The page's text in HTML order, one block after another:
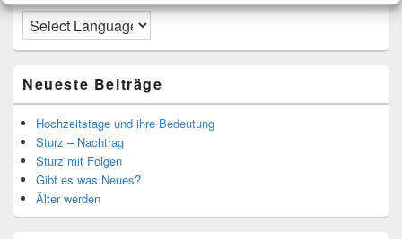
Neueste Beiträge
Hochzeitstage und ihre Bedeutung
Sturz – Nachtrag
Sturz mit Folgen
Gibt es was Neues?
Älter werden